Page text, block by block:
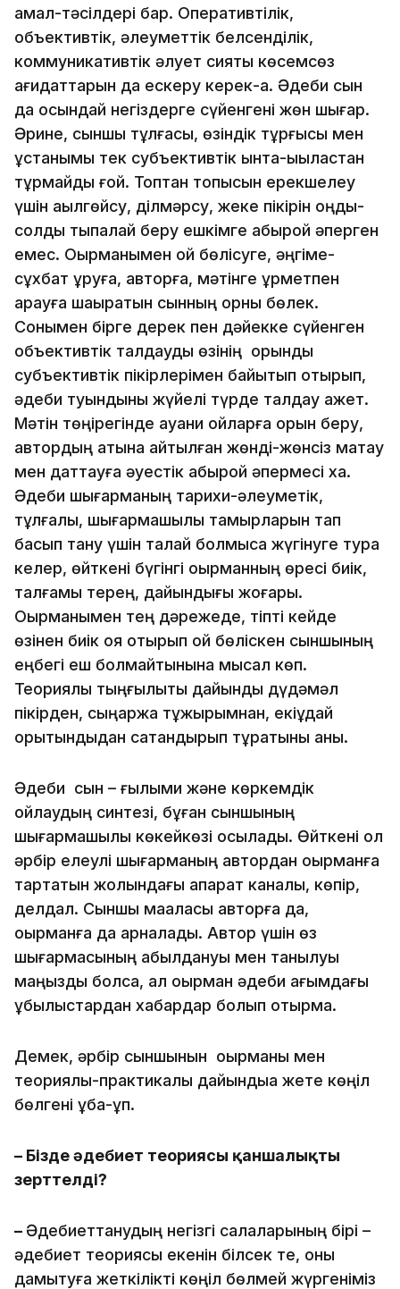
амал-тәсілдері бар. Оперативтілік,
объективтік, әлеуметтік белсенділік,
коммуникативтік әлует сияқты көсемсөз
қағидаттарын да ескеру керек-ақ. Әдеби сын
да осындай негіздерге сүйенгені жөн шығар.
Әрине, сыншы тұлғасы, өзіндік тұрғысы мен
ұстанымы тек субъективтік ынта-ықыластан
тұрмайды ғой. Топтан топысын ерекшелеу
үшін ақылгөйсу, ділмәрсу, жеке пікірін оңды-
солды тықпалай беру ешкімге абырой әперген
емес. Оқырманымен ой бөлісуге, әңгіме-
сұхбат құруға, авторға, мәтінге құрметпен
қарауға шақыратын сынның орны бөлек.
Сонымен бірге дерек пен дәйекке сүйенген
объективтік талдауды өзінің орынды
субъективтік пікірлерімен байытып отырып,
әдеби туындыны жүйелі түрде талдау қажет.
Мәтін төңірегінде ауани ойларға орын беру,
автордың атына айтылған жөнді-жөнсіз мақтау
мен даттауға әуестік абырой әпермесі хақ.
Әдеби шығарманың тарихи-әлеуметік,
тұлғалық, шығармашылық тамырларын тап
басып тану үшін талай болмысқа жүгінуге тура
келер, өйткені бүгінгі оқырманның өресі биік,
талғамы терең, дайындығы жоғары.
Оқырманымен тең дәрежеде, тіпті кейде
өзінен биік қоя отырып ой бөліскен сыншының
еңбегі еш болмайтынына мысал көп.
Теориялық тыңғылықты дайындық дүдәмәл
пікірден, сыңаржақ тұжырымнан, екіұдай
қорытындыдан сақтандырып тұратыны анық.
Әдеби сын – ғылыми және көркемдік
ойлаудың синтезі, бұған сыншының
шығармашылық көкейкөзі қосылады. Өйткені ол
әрбір елеулі шығарманың автордан оқырманға
тартатын жолындағы ақпарат каналы, көпір,
делдал. Сыншы мақаласы авторға да,
оқырманға да арналады. Автор үшін өз
шығармасының қабылдануы мен танылуы
маңызды болса, ал оқырман әдеби ағымдағы
құбылыстардан хабардар болып отырмақ.
Демек, әрбір сыншынын оқырманы мен
теориялық-практикалық дайындыққа жете көңіл
бөлгені құба-құп.
– Бізде әдебиет теориясы қаншалықты
зерттелді?
– Әдебиеттанудың негізгі салаларының бірі –
әдебиет теориясы екенін білсек те, оны
дамытуға жеткілікті көңіл бөлмей жүргеніміз